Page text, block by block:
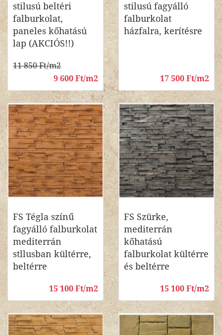
stilusú beltéri
falburkolat,
paneles kőhatású
lap (AKCIÓS!!)
11 850 Ft/m2
9 600 Ft/m2
stilusú fagyálló
falburkolat
házfalra, kerítésre
17 500 Ft/m2
FS Tégla színű
fagyálló falburkolat
mediterrán
stllusban kültérre,
beltérre
15 100 Ft/m2
FS Szürke,
mediterrán
kőhatású
falburkolat kültérre
és beltérre
15 100 Ft/m2